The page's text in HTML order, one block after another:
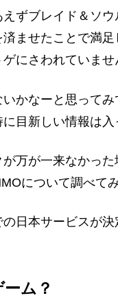
ずブレイド＆ソ
ませたことで満
にさわれていませ
かなーと思って
目新しい情報は入
万が一来なかっ
について調べて
日本サービスが
ム？